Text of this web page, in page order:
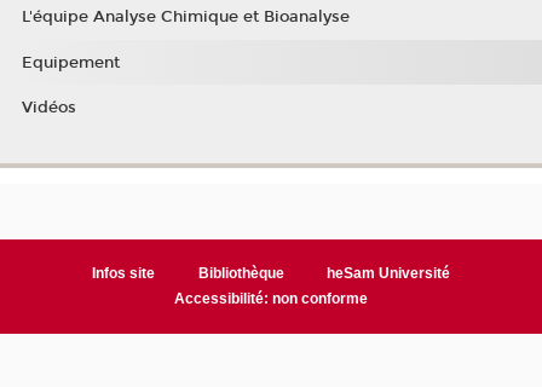
L'équipe Analyse Chimique et Bioanalyse
Equipement
Vidéos
Infos site Bibliothèque
heSam Université
Accessibilité: non conforme